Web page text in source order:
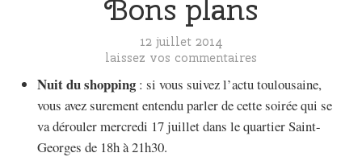
Bons plans
12 juillet 2014
laissez vos commentaires
Nuit du shopping : si vous suivez l’actu toulousaine,
vous avez surement entendu parler de cette soirée qui se
va dérouler mercredi 17 juillet dans le quartier Saint-
Georges de 18h à 21h30.